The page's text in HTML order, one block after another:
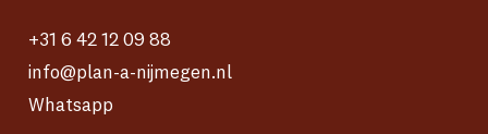
+31 6 42 12 09 88
info@plan-a-nijmegen.nl
Whatsapp